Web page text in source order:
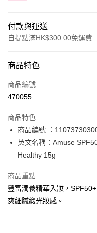
付款與運送
自提點滿HK$300.00免運費
信用卡
Apple Pay
PayMe
WeChat Pay
送貨方式
順豐自助櫃 - 確認發貨後1-3
商品特色
商品編號
470055
商品特色
商品編號 ：
英文名稱：Amuse
Healthy 15g
商品重點
豐富潤養精華入妝，
爽細膩緞光妝感。